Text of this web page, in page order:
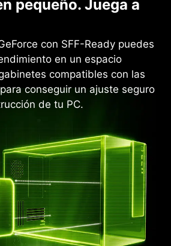
pequeño. Juega a
con SFF-Ready puedes
en un espacio
compatibles con las
conseguir un ajuste seguro
de tu PC.